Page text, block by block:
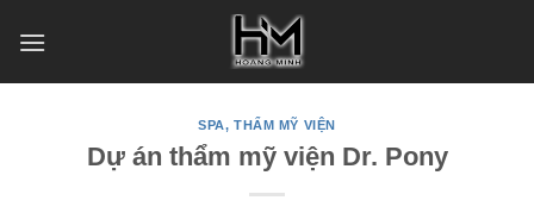
SPA, THẨM MỸ VIỆN
Dự án thẩm mỹ viện Dr. Pony